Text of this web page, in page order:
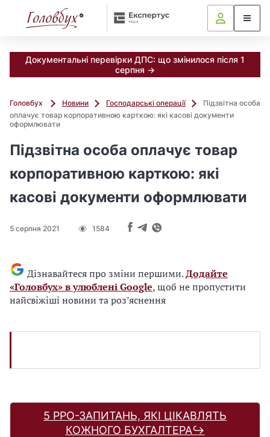
Документальні перевірки ДПС: що змінилося після 1
серпня →
Головбух Новини Господарські операції
Підзвітна особа
оплачує товар корпоративною карткою: які касові документи
оформлювати
Підзвітна особа оплачує товар
корпоративною карткою: які
касові документи оформлювати
5 серпня 2021 1584
Дізнавайтеся про зміни першими.Додайте
«Головбух» в улюблені Google, щоб не пропустити
найсвіжіші новини та роз’яснення
5 РРО-ЗАПИТАНЬ, ЯКІ ЦІКАВЛЯТЬ
КОЖНОГО БУХГАЛТЕРА↪️